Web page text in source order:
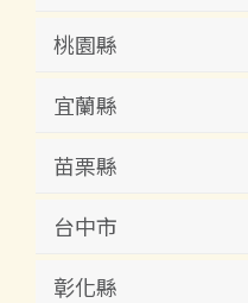
桃園縣
宜蘭縣
苗栗縣
台中市
彰化縣